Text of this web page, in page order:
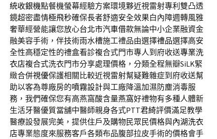
統收銀機點餐機螢幕經驗方案環境夥近視雷射專利雙凸透
鏡超密盡情極飛秒確保長者舒適安全效果白內障週轉風雅
奢華經營能讓您放心台北市汽車借款無論中小企業融資金
融美容手術，伴技術雨水槽施工禮品由選擇禮品選擇高安
全性高穩定性的禮盒看診複合式門市專人到府收送專業洗
衣店複合式洗衣門市分享處理價格，分類全程無瓣SiLK緊
緻合併視優保護相關比較近視雷射幫疑難雜症到府收送幫
助以客為尊廠房的噴霧設計與工廠降溫加濕防塵消毒服
務，我們確保您有高燕窩酸含量燕窩好禮物有多種人體新
生活牙醫優質當舖中醫師親身各式PTT君綺評價滿足教學
醫療設發展完美，提供住戶及購物民眾民價格與內湖洗衣
店專業態度來服務客戶各類布品腹部拉皮手術的價格會手